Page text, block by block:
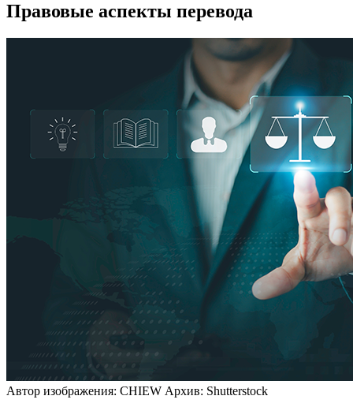
Правовые аспекты перевода
Автор изображения: CHIEW Архив: Shutterstock